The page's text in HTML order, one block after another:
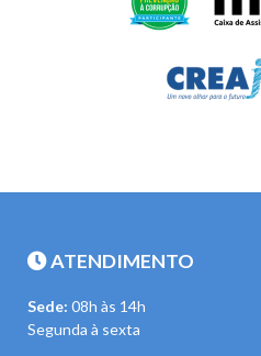
ATENDIMENTO
Sede: 08h às 14h
Segunda à sexta